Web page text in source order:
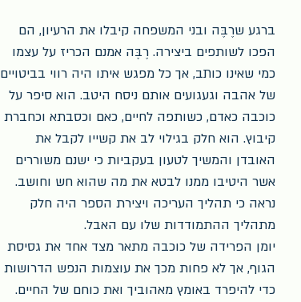
ברגע שרֶבֶּה ובני המשפחה קיבלו את הרעיון, הם
הפכו לשותפים ביצירה. רֶבֶּה אמנם הכריז על עצמו
כמי שאינו כותב, אך כל מפגש איתו היה רווי בביטויים
של אהבה וגעגועים אותם ניסח היטב. הוא סיפר על
כוכבה כאדם, כשותפה לחיים, כאם וכסבתא וכחברת
קיבוץ. הוא חלק בגילוי לב את קשייו לקבל את
האובדן והמשיך לטעון בעקביות כי ישנם משוררים
אשר היטיבו ממנו לבטא את מה שהוא חש וחושב.
נראה כי תהליך העריכה ויצירת הספר היה חלק
מתהליך ההתמודדות שלו עם האבל.
יומן הפרידה של כוכבה מתאר מצד אחד את גסיסת
הגוף, אך לא פחות מכך את עוצמות הנפש הדרושות
כדי להיפרד באומץ מאהוביך ואת כוחם של החיים.